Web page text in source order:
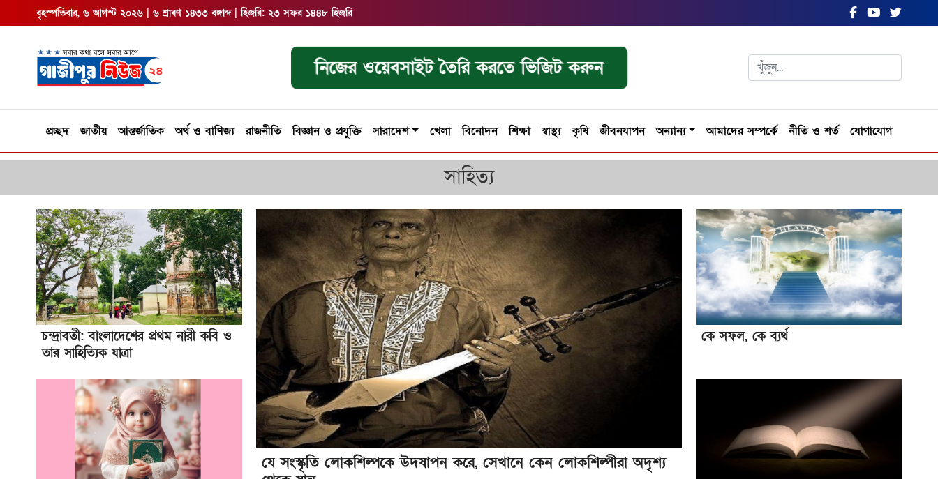
বৃহস্পতিবার, ৬ আগস্ট ২০২৬ | ৬ শ্রাবণ ১৪৩৩ বঙ্গাব্দ | হিজরি: ২৩ সফর ১৪৪৮ হিজরি
নিজের ওয়েবসাইট তৈরি করতে ভিজিট করুন
প্রচ্ছদ জাতীয় আন্তর্জাতিক অর্থ ও বাণিজ্য রাজনীতি বিজ্ঞান ও প্রযুক্তি সারাদেশ খেলা বিনোদন শিক্ষা স্বাস্থ্য কৃষি জীবনযাপন অন্যান্য আমাদের সম্পর্কে নীতি ও শর্ত যোগাযোগ
সাহিত্য
যে সংস্কৃতি লোকশিল্পকে উদযাপন করে, সেখানে কেন লোকশিল্পীরা অদৃশ্য
চন্দ্রাবতী: বাংলাদেশের প্রথম নারী কবি ও
তার সাহিত্যিক যাত্রা
কে সফল, কে ব্যর্থ